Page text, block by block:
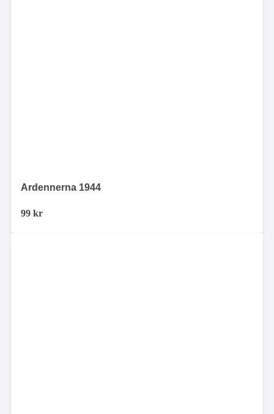
Ardennerna 1944
99 kr